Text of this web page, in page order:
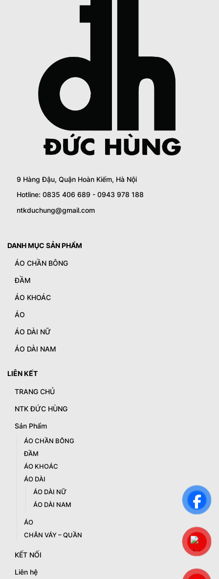
9 Hàng Đậu, Quận Hoàn Kiếm, Hà Nội
Hotline: 0835 406 689 - 0943 978 188
ntkduchung@gmail.com
DANH MỤC SẢN PHẨM
ÁO CHẦN BÔNG
ĐẦM
ÁO KHOÁC
ÁO
ÁO DÀI NỮ
ÁO DÀI NAM
LIÊN KẾT
TRANG CHỦ
NTK ĐỨC HÙNG
Sản Phẩm
ÁO CHẦN BÔNG
ĐẦM
ÁO KHOÁC
ÁO DÀI
ÁO DÀI NỮ
ÁO DÀI NAM
ÁO
CHÂN VÁY – QUẦN
KẾT NỐI
Liên hệ